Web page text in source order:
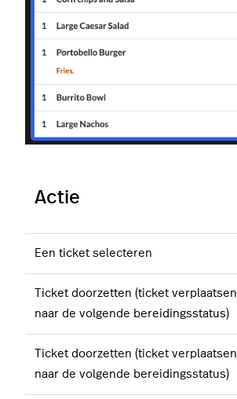
Actie
Een ticket selecteren
Ticket doorzetten (ticket verplaatsen
naar de volgende bereidingsstatus)
Ticket doorzetten (ticket verplaatsen
naar de volgende bereidingsstatus)